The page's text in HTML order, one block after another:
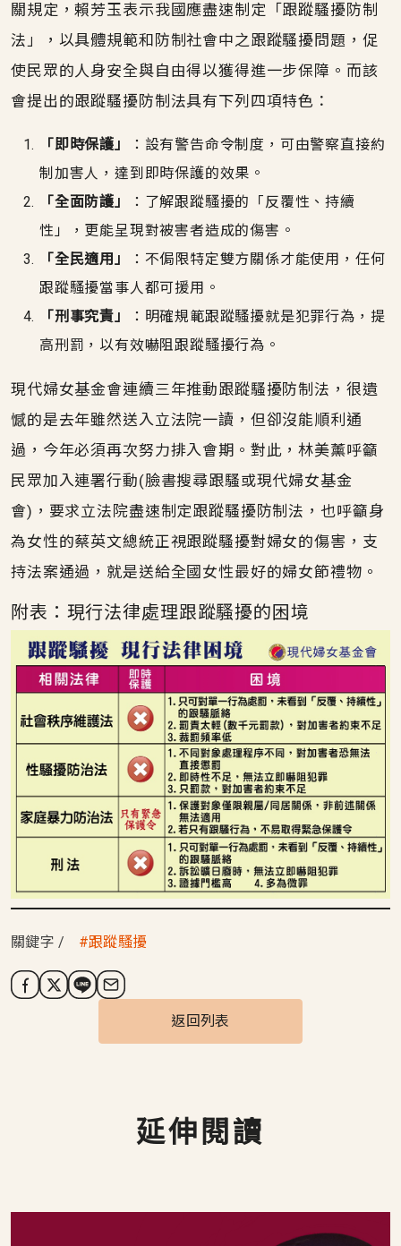
關規定，賴芳玉表示我國應盡速制定「跟蹤騷擾防制
法」，以具體規範和防制社會中之跟蹤騷擾問題，促
使民眾的人身安全與自由得以獲得進一步保障。而該
會提出的跟蹤騷擾防制法具有下列四項特色：
「即時保護」
：設有警告命令制度，可由警察直接約
制加害人，達到即時保護的效果。
「全面防護」
：了解跟蹤騷擾的「反覆性、持續
性」，更能呈現對被害者造成的傷害。
「全民適用」
：不侷限特定雙方關係才能使用，任何
跟蹤騷擾當事人都可援用。
「刑事究責」
：明確規範跟蹤騷擾就是犯罪行為，提
高刑罰，以有效嚇阻跟蹤騷擾行為。
現代婦女基金會連續三年推動跟蹤騷擾防制法，很遺
憾的是去年雖然送入立法院一讀，但卻沒能順利通
過，今年必須再次努力排入會期。對此，林美薰呼籲
民眾加入連署行動(臉書搜尋跟騷或現代婦女基金
會)，要求立法院盡速制定跟蹤騷擾防制法，也呼籲身
為女性的蔡英文總統正視跟蹤騷擾對婦女的傷害，支
持法案通過，就是送給全國女性最好的婦女節禮物。
附表：現行法律處理跟蹤騷擾的困境
關鍵字 跟蹤騷擾
返回列表
延伸閱讀